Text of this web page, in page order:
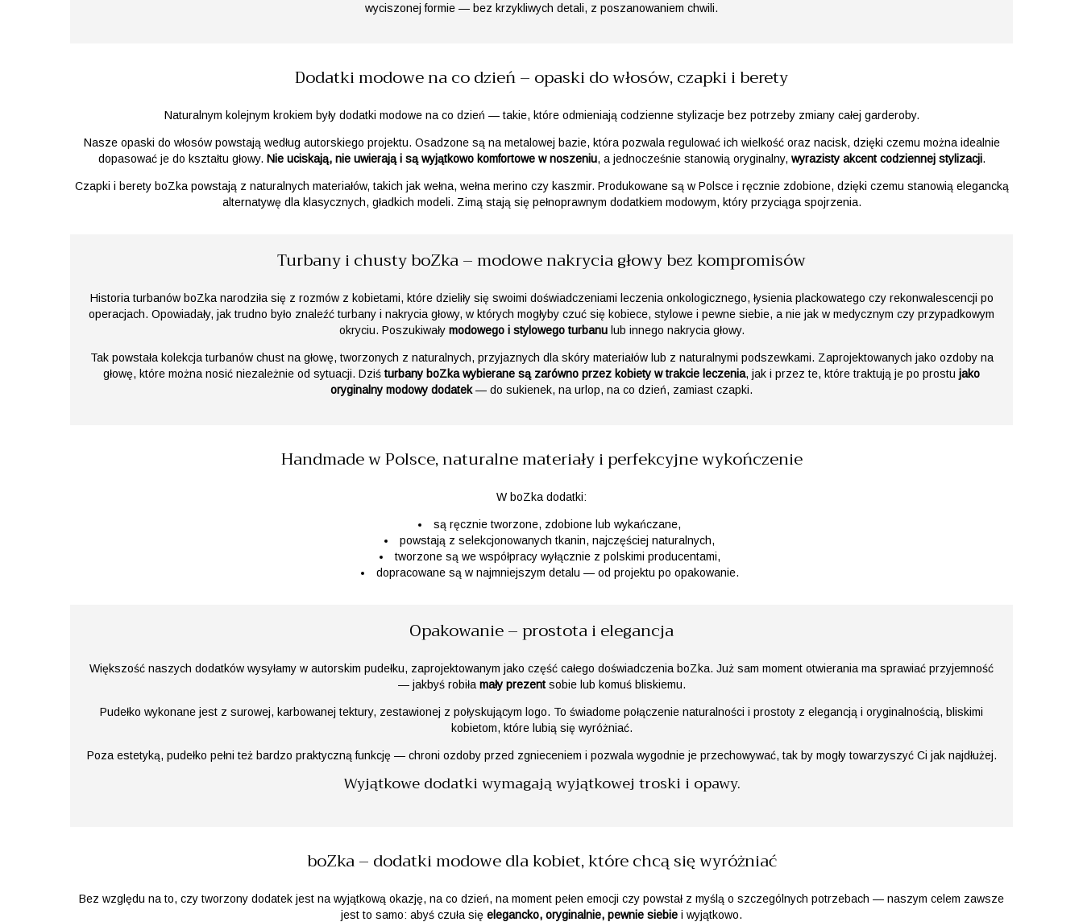
wyciszonej formie — bez krzykliwych detali, z poszanowaniem chwili.
Dodatki modowe na co dzień – opaski do włosów, czapki i berety
Naturalnym kolejnym krokiem były dodatki modowe na co dzień — takie, które odmieniają codzienne stylizacje bez potrzeby zmiany całej garderoby.
Nasze opaski do włosów powstają według autorskiego projektu. Osadzone są na metalowej bazie, która pozwala regulować ich wielkość oraz nacisk, dzięki czemu można idealnie
dopasować je do kształtu głowy. Nie uciskają, nie uwierają i są wyjątkowo komfortowe w noszeniu, a jednocześnie stanowią oryginalny, wyrazisty akcent codziennej stylizacji.
Czapki i berety boZka powstają z naturalnych materiałów, takich jak wełna, wełna merino czy kaszmir. Produkowane są w Polsce i ręcznie zdobione, dzięki czemu stanowią elegancką
alternatywę dla klasycznych, gładkich modeli. Zimą stają się pełnoprawnym dodatkiem modowym, który przyciąga spojrzenia.
Turbany i chusty boZka – modowe nakrycia głowy bez kompromisów
Historia turbanów boZka narodziła się z rozmów z kobietami, które dzieliły się swoimi doświadczeniami leczenia onkologicznego, łysienia plackowatego czy rekonwalescencji po
operacjach. Opowiadały, jak trudno było znaleźć turbany i nakrycia głowy, w których mogłyby czuć się kobiece, stylowe i pewne siebie, a nie jak w medycznym czy przypadkowym
okryciu. Poszukiwały modowego i stylowego turbanulub innego nakrycia głowy.
Tak powstała kolekcja turbanów chust na głowę, tworzonych z naturalnych, przyjaznych dla skóry materiałów lub z naturalnymi podszewkami. Zaprojektowanych jako ozdoby na
głowę, które można nosić niezależnie od sytuacji. Dziś turbany boZka wybierane są zarówno przez kobiety w trakcie leczenia, jak i przez te, które traktują je po prostu jako
oryginalny modowy dodatek— do sukienek, na urlop, na co dzień, zamiast czapki.
Handmade w Polsce, naturalne materiały i perfekcyjne wykończenie
W boZka dodatki:
są ręcznie tworzone, zdobione lub wykańczane,
powstają z selekcjonowanych tkanin, najczęściej naturalnych,
tworzone są we współpracy wyłącznie z polskimi producentami,
dopracowane są w najmniejszym detalu — od projektu po opakowanie.
Opakowanie – prostota i elegancja
Większość naszych dodatków wysyłamy w autorskim pudełku, zaprojektowanym jako część całego doświadczenia boZka. Już sam moment otwierania ma sprawiać przyjemność
— jakbyś robiła mały prezentsobie lub komuś bliskiemu.
Pudełko wykonane jest z surowej, karbowanej tektury, zestawionej z połyskującym logo. To świadome połączenie naturalności i prostoty z elegancją i oryginalnością, bliskimi
kobietom, które lubią się wyróżniać.
Poza estetyką, pudełko pełni też bardzo praktyczną funkcję — chroni ozdoby przed zgnieceniem i pozwala wygodnie je przechowywać, tak by mogły towarzyszyć Ci jak najdłużej.
Wyjątkowe dodatki wymagają wyjątkowej troski i opawy.
boZka – dodatki modowe dla kobiet, które chcą się wyróżniać
Bez względu na to, czy tworzony dodatek jest na wyjątkową okazję, na co dzień, na moment pełen emocji czy powstał z myślą o szczególnych potrzebach — naszym celem zawsze
jest to samo: abyś czuła się elegancko, oryginalnie, pewnie siebie i wyjątkowo.